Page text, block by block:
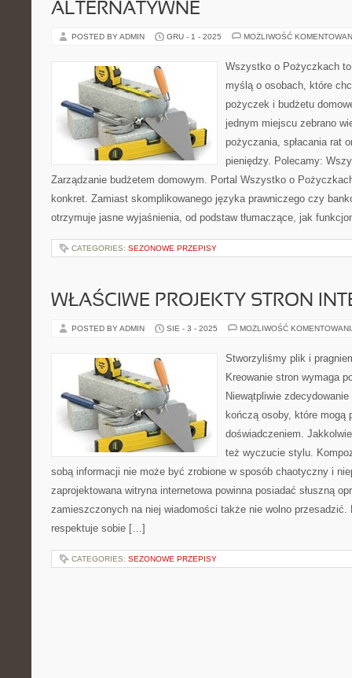
ALTERNATYWNE
POSTED BY ADMIN GRU - 1 - 2025 MOŻLIWOŚĆ
Wszystko o Pożyczkach
myślą o osobach, które
pożyczek i budżetu
jednym miejscu zebrano
pożyczania, spłacania rat
pieniędzy. Polecamy:
Zarządzanie budżetem domowym. Portal Wszystko o
konkret. Zamiast skomplikowanego języka prawniczego czy
otrzymuje jasne wyjaśnienia, od podstaw tłumaczące, jak
CATEGORIES: SEZONOWE PRZEPISY
WŁAŚCIWE PROJEKTY STRON
POSTED BY ADMIN SIE - 3 - 2025 MOŻLIWOŚĆ
Stworzyliśmy plik i
Kreowanie stron wymaga
Niewątpliwie
kończą osoby, które mogą
doświadczeniem.
też wyczucie stylu.
sobą informacji nie może być zrobione w sposób chaotyczny i
zaprojektowana witryna internetowa powinna posiadać słuszną
zamieszczonych na niej wiadomości także nie wolno przesadzić.
respektuje sobie […]
CATEGORIES: SEZONOWE PRZEPISY